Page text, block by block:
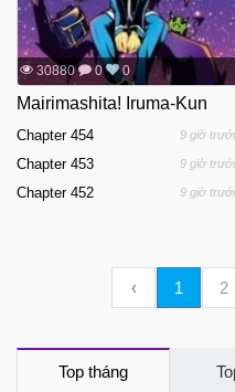
30880 0 0
Mairimashita! Iruma-Kun
Chapter 454 9 giờ
Chapter 453 9 giờ
Chapter 452 9 giờ
‹ 1 2
Top tháng